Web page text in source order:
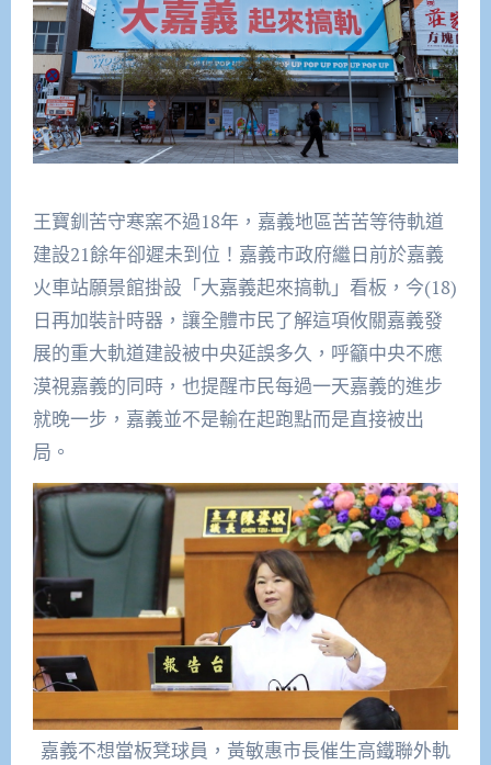
王寶釧苦守寒窯不過18年，嘉義地區苦苦等待軌道
建設21餘年卻遲未到位！嘉義市政府繼日前於嘉義
火車站願景館掛設「大嘉義起來搞軌」 看板，今(18)
日再加裝計時器，讓全體市民了解這項攸關嘉義發
展的重大軌道建設被中央延誤多久， 呼籲中央不應
漠視嘉義的同時，也提醒市民每過一天嘉義的進步
就晚一步，嘉義並不是輸在起跑點而是直接被出
局。
嘉義不想當板凳球員，黃敏惠市長催生高鐵聯外軌